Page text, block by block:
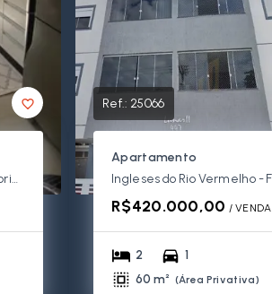
Ingleses do Rio Vermelho - Florianópolis/SC
Ref.: 25066
Apartamento
R$420.000,00 / VENDA
2
1
60 m² (Área Privativa)